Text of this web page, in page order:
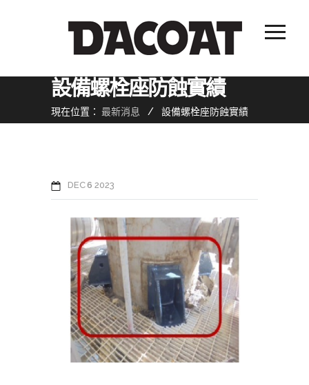
設備螺栓座防蝕實績
現在位置： 最新消息 / 設備螺栓座防蝕實績
DEC6 2023